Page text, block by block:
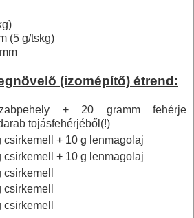
(5 g/tskg)
(izomépítő) étrend:
+ 20 grammfehérje
tojásfehérjéből(!)
csirkemell + 10 g lenmagolaj
csirkemell + 10 g lenmagolaj
csirkemell
csirkemell
csirkemell